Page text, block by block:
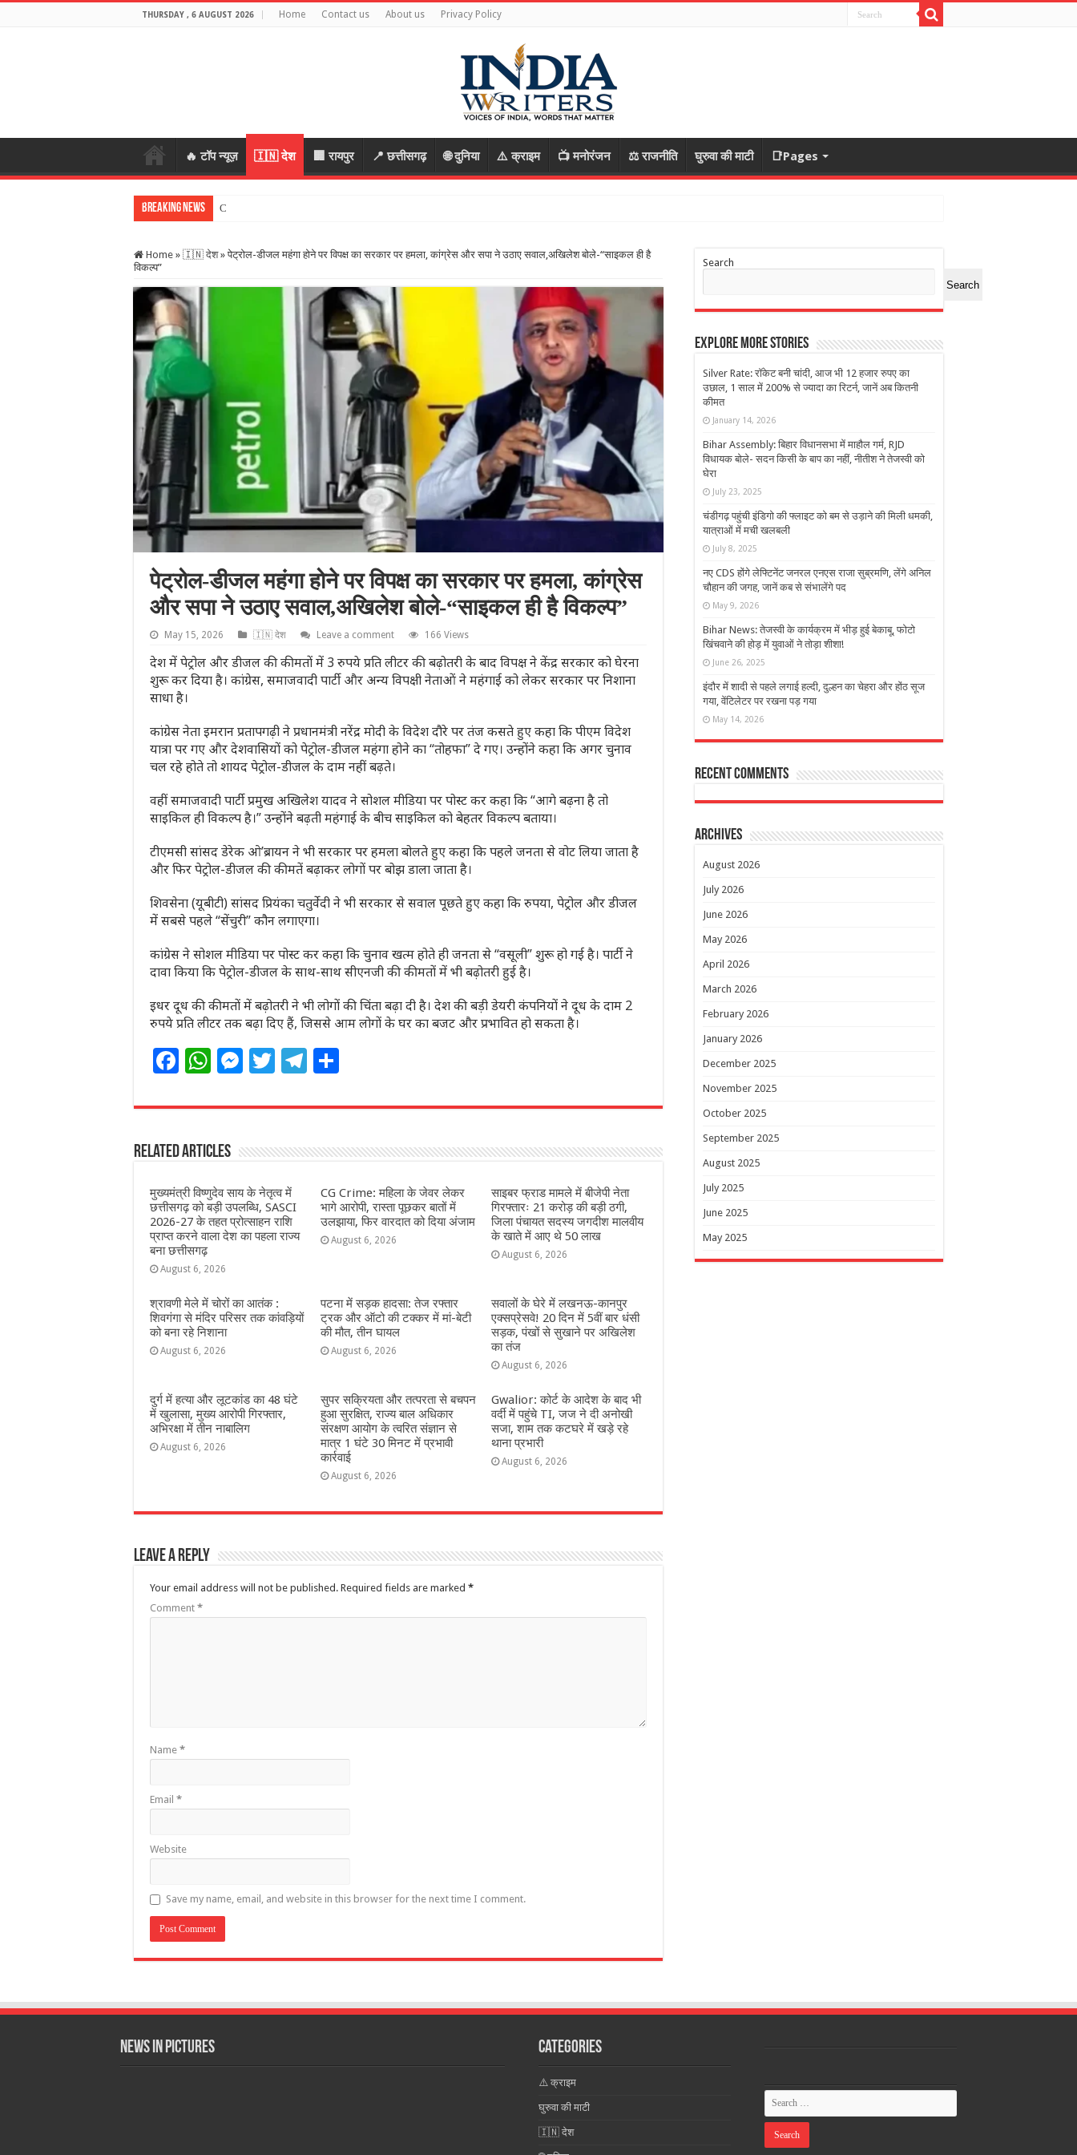
THURSDAY , 6 AUGUST 2026 Home Contact us About us Privacy Policy
🔥 टॉप न्यूज़ 🇮🇳 देश 🏢 रायपुर 📍 छत्तीसगढ़ 🌐 दुनिया ⚠️ क्राइम 📺 मनोरंजन ⚖️ राजनीति घुरुवा की माटी 📑Pages
Breaking News CG Crime: महिला के जेवर लेकर भाग
Home » 🇮🇳 देश » पेट्रोल-डीजल महंगा होने पर विपक्ष का सरकार पर हमला, कांग्रेस और सपा ने उठाए सवाल,अखिलेश बोले-“साइकल ही है
विकल्प”
पेट्रोल-डीजल महंगा होने पर विपक्ष का सरकार पर हमला, कांग्रेस
और सपा ने उठाए सवाल,अखिलेश बोले-“साइकल ही है विकल्प”
May 15, 2026 🇮🇳 देश Leave a comment 166 Views
देश में पेट्रोल और डीजल की कीमतों में 3 रुपये प्रति लीटर की बढ़ोतरी के बाद विपक्ष ने केंद्र सरकार को घेरना
शुरू कर दिया है। कांग्रेस, समाजवादी पार्टी और अन्य विपक्षी नेताओं ने महंगाई को लेकर सरकार पर निशाना
साधा है।
कांग्रेस नेता इमरान प्रतापगढ़ी ने प्रधानमंत्री नरेंद्र मोदी के विदेश दौरे पर तंज कसते हुए कहा कि पीएम विदेश
यात्रा पर गए और देशवासियों को पेट्रोल-डीजल महंगा होने का “तोहफा” दे गए। उन्होंने कहा कि अगर चुनाव
चल रहे होते तो शायद पेट्रोल-डीजल के दाम नहीं बढ़ते।
वहीं समाजवादी पार्टी प्रमुख अखिलेश यादव ने सोशल मीडिया पर पोस्ट कर कहा कि “आगे बढ़ना है तो
साइकिल ही विकल्प है।” उन्होंने बढ़ती महंगाई के बीच साइकिल को बेहतर विकल्प बताया।
टीएमसी सांसद डेरेक ओ’ब्रायन ने भी सरकार पर हमला बोलते हुए कहा कि पहले जनता से वोट लिया जाता है
और फिर पेट्रोल-डीजल की कीमतें बढ़ाकर लोगों पर बोझ डाला जाता है।
शिवसेना (यूबीटी) सांसद प्रियंका चतुर्वेदी ने भी सरकार से सवाल पूछते हुए कहा कि रुपया, पेट्रोल और डीजल
में सबसे पहले “सेंचुरी” कौन लगाएगा।
कांग्रेस ने सोशल मीडिया पर पोस्ट कर कहा कि चुनाव खत्म होते ही जनता से “वसूली” शुरू हो गई है। पार्टी ने
दावा किया कि पेट्रोल-डीजल के साथ-साथ सीएनजी की कीमतों में भी बढ़ोतरी हुई है।
इधर दूध की कीमतों में बढ़ोतरी ने भी लोगों की चिंता बढ़ा दी है। देश की बड़ी डेयरी कंपनियों ने दूध के दाम 2
रुपये प्रति लीटर तक बढ़ा दिए हैं, जिससे आम लोगों के घर का बजट और प्रभावित हो सकता है।
F
c
e
b
o
o
k
W
at
s
A
p
p
M
ss
n
g
e
r
T
itt
r
T
e
ra
m
ar
Related Articles
मुख्यमंत्री विष्णुदेव साय के नेतृत्व में
छत्तीसगढ़ को बड़ी उपलब्धि, SASCI
2026-27 के तहत प्रोत्साहन राशि
प्राप्त करने वाला देश का पहला राज्य
बना छत्तीसगढ़
August 6, 2026
CG Crime: महिला के जेवर लेकर
भागे आरोपी, रास्ता पूछकर बातों में
उलझाया, फिर वारदात को दिया अंजाम
August 6, 2026
साइबर फ्राड मामले में बीजेपी नेता
गिरफ्तारः 21 करोड़ की बड़ी ठगी,
जिला पंचायत सदस्य जगदीश मालवीय
के खाते में आए थे 50 लाख
August 6, 2026
श्रावणी मेले में चोरों का आतंक :
शिवगंगा से मंदिर परिसर तक कांवड़ियों
को बना रहे निशाना
August 6, 2026
पटना में सड़क हादसा: तेज रफ्तार
ट्रक और ऑटो की टक्कर में मां-बेटी
की मौत, तीन घायल
August 6, 2026
सवालों के घेरे में लखनऊ-कानपुर
एक्सप्रेसवे! 20 दिन में 5वीं बार धंसी
सड़क, पंखों से सुखाने पर अखिलेश
का तंज
August 6, 2026
दुर्ग में हत्या और लूटकांड का 48 घंटे
में खुलासा, मुख्य आरोपी गिरफ्तार,
अभिरक्षा में तीन नाबालिग
August 6, 2026
सुपर सक्रियता और तत्परता से बचपन
हुआ सुरक्षित, राज्य बाल अधिकार
संरक्षण आयोग के त्वरित संज्ञान से
मात्र 1 घंटे 30 मिनट में प्रभावी
कार्रवाई
August 6, 2026
Gwalior: कोर्ट के आदेश के बाद भी
वर्दी में पहुंचे TI, जज ने दी अनोखी
सजा, शाम तक कटघरे में खड़े रहे
थाना प्रभारी
August 6, 2026
Leave a Reply
Your email address will not be published. Required fields are marked *
Comment *
Name *
Email *
Website
Save my name, email, and website in this browser for the next time I comment.
Search
Search
Explore More Stories
Silver Rate: रॉकेट बनी चांदी, आज भी 12 हजार रुपए का
उछाल, 1 साल में 200% से ज्यादा का रिटर्न, जानें अब कितनी
कीमत
January 14, 2026
Bihar Assembly: बिहार विधानसभा में माहौल गर्म, RJD
विधायक बोले- सदन किसी के बाप का नहीं, नीतीश ने तेजस्वी को
घेरा
July 23, 2025
चंडीगढ़ पहुंची इंडिगो की फ्लाइट को बम से उड़ाने की मिली धमकी,
यात्राओं में मची खलबली
July 8, 2025
नए CDS होंगे लेफ्टिनेंट जनरल एनएस राजा सुब्रमणि, लेंगे अनिल
चौहान की जगह, जानें कब से संभालेंगे पद
May 9, 2026
Bihar News: तेजस्वी के कार्यक्रम में भीड़ हुई बेकाबू, फोटो
खिंचवाने की होड़ में युवाओं ने तोड़ा शीशा!
June 26, 2025
इंदौर में शादी से पहले लगाई हल्दी, दुल्हन का चेहरा और होंठ सूज
गया, वेंटिलेटर पर रखना पड़ गया
May 14, 2026
Recent Comments
Archives
August 2026
July 2026
June 2026
May 2026
April 2026
March 2026
February 2026
January 2026
December 2025
November 2025
October 2025
September 2025
August 2025
July 2025
June 2025
May 2025
News in Pictures Categories
⚠️ क्राइम
घुरुवा की माटी
🇮🇳 देश